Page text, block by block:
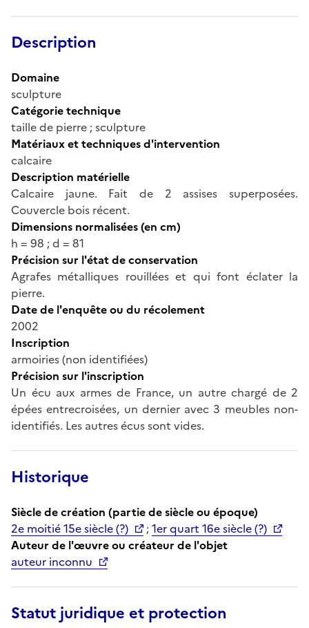
Description
Domaine
sculpture
Catégorie technique
taille de pierre ; sculpture
Matériaux et techniques d'intervention
calcaire
Description matérielle
Calcaire jaune. Fait de 2 assises superposées.
Couvercle bois récent.
Dimensions normalisées (en cm)
h = 98 ; d = 81
Précision sur l'état de conservation
Agrafes métalliques rouillées et qui font éclater la
pierre.
Date de l'enquête ou du récolement
2002
Inscription
armoiries (non identifiées)
Précision sur l'inscription
Un écu aux armes de France, un autre chargé de 2
épées entrecroisées, un dernier avec 3 meubles non-
identifiés. Les autres écus sont vides.
Historique
Siècle de création (partie de siècle ou époque)
2e moitié 15e siècle (?)
;1er quart 16e siècle (?)
Auteur de l'œuvre ou créateur de l'objet
auteur inconnu
Statut juridique et protection